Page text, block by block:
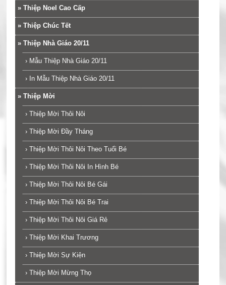
» Thiệp Noel Cao Cấp
» Thiệp Chúc Tết
» Thiệp Nhà Giáo 20/11
› Mẫu Thiệp Nhà Giáo 20/11
› In Mẫu Thiệp Nhà Giáo 20/11
» Thiệp Mời
› Thiệp Mời Thôi Nôi
› Thiệp Mời Đầy Tháng
› Thiệp Mời Thôi Nôi Theo Tuổi Bé
› Thiệp Mời Thôi Nôi In Hình Bé
› Thiệp Mời Thôi Nôi Bé Gái
› Thiệp Mời Thôi Nôi Bé Trai
› Thiệp Mời Thôi Nôi Giá Rẻ
› Thiệp Mời Khai Trương
› Thiệp Mời Sự Kiện
› Thiệp Mời Mừng Thọ